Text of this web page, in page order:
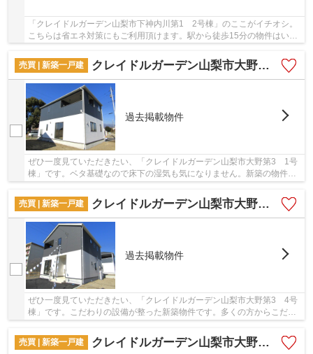
「クレイドルガーデン山梨市下神内川第1 2号棟」のここがイチオシ。
こちらは省エネ対策にもご利用頂けます。駅から徒歩15分の物件はいか
売買 | 新築一戸建
クレイドルガーデン山梨市大野第3 1号棟
過去掲載物件
ぜひ一度見ていただきたい、「クレイドルガーデン山梨市大野第3 1号
棟」です。ベタ基礎なので床下の湿気も気になりません。新築の物件を
売買 | 新築一戸建
クレイドルガーデン山梨市大野第3 4号棟
過去掲載物件
ぜひ一度見ていただきたい、「クレイドルガーデン山梨市大野第3 4号
棟」です。こだわりの設備が整った新築物件です。多くの方からこだわ
売買 | 新築一戸建
クレイドルガーデン山梨市大野第3 3号棟